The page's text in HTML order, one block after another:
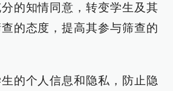
的知情同意，转变学生及其
的态度，提高其参与筛查的
的个人信息和隐私，防止隐